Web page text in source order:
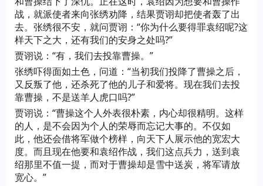
战，就派使者来向张绣劝降，结果贾诩却把使者轰了出
去。张绣很不安，就问贾诩：“你为什么要得罪袁绍呢?这
样天下之大，还有我们的安身之处吗?”
贾诩说：“有，我们去投靠曹操。”
张绣吓得面如土色，问道：“当初我们投降了曹操之后，
又反叛了他，还杀死了他的儿子和爱将。现在我们去投
靠曹操，不是送羊人虎口吗?”
贾诩说：“曹操这个人外表很朴素，内心却很精明。这样
的人，是不会因为个人的荣辱而忘记大事的。不仅如
此，他还会借将军做个榜样，向天下人展示他的宽宏大
度。而且现在他要和袁绍作战，我们这点兵力，送到袁
绍那里不值一提，而对于曹操却是雪中送炭，将军请放
宽心。”